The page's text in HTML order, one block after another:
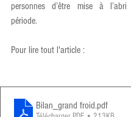
personnes d’être mise à
période.
Pour lire tout l'article :
Bilan_grand froid.pdf